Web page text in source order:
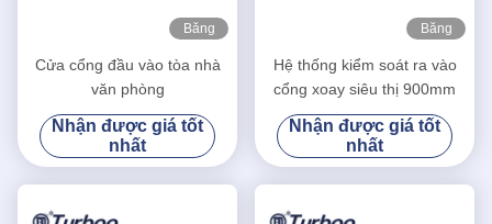
Băng
Cửa cổng đầu vào tòa nhà
văn phòng
Nhận được giá tốt
nhất
Băng
Hệ thống kiểm soát ra vào
cổng xoay siêu thị 900mm
Nhận được giá tốt
nhất